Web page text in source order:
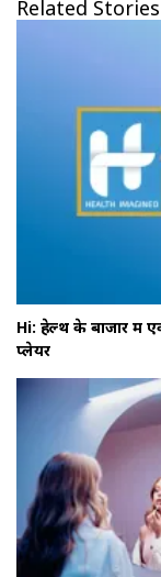
Related Stories
Hi: हेल्थ के बाजार में
प्लेयर